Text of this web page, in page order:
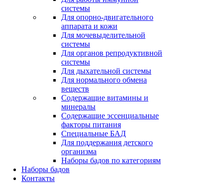
системы
Для опорно-двигательного
аппарата и кожи
Для мочевыделительной
системы
Для органов репродуктивной
системы
Для дыхательной системы
Для нормального обмена
веществ
Содержащие витамины и
минералы
Содержащие эссенциальные
факторы питания
Специальные БАД
Для поддержания детского
организма
Наборы бадов по категориям
Наборы бадов
Контакты